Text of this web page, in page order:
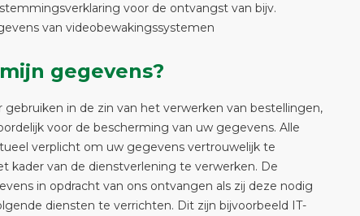
voor de ontvangst van bijv.
van videobewakingssystemen
gegevens?
gebruiken in de zin van het verwerken van bestellingen,
voor de bescherming van uw gegevens. Alle
verplicht om uw gegevens vertrouwelijk te
kader van de dienstverlening te verwerken. De
in opdracht van ons ontvangen als zij deze nodig
diensten te verrichten. Dit zijn bijvoorbeeld IT-